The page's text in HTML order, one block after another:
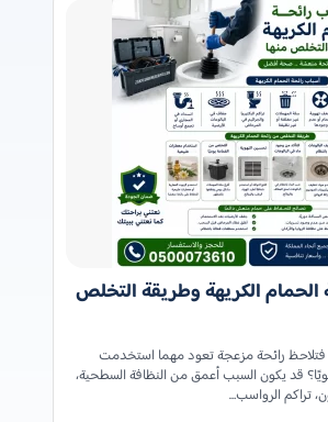
الحمام الكريهة وطريقة التخلص
رائحة مزعجة تعود مهما استخدمت
قد يكون السبب أعمق من النظافة السطحية،
تراكم الرواسب…